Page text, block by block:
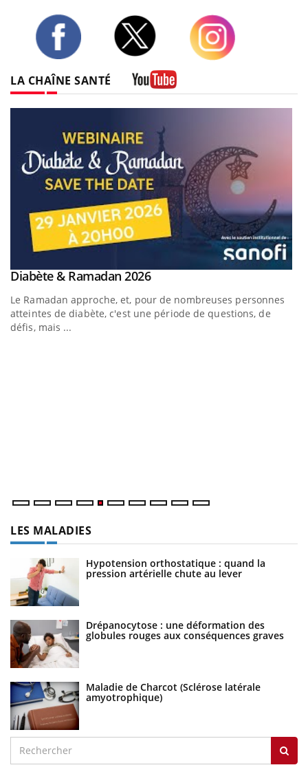
LA CHAÎNE SANTÉ
Youtube
Diabète & Ramadan 2026Youtube
Le Ramadan approche, et, pour de nombreuses personnes
atteintes de diabète, c'est une période de questions, de
défis, mais ...
LES MALADIES
Hypotension orthostatique : quand la
pression artérielle chute au lever
Drépanocytose : une déformation des
globules rouges aux conséquences graves
Maladie de Charcot (Sclérose latérale
amyotrophique)